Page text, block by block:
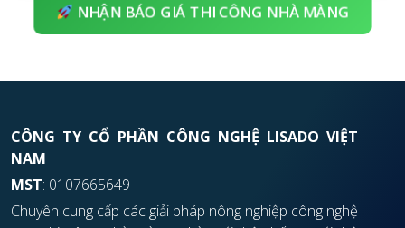
NHẬN BÁO GIÁ THI CÔNG NHÀ MÀNG
CÔNG TY CỔ PHẦN CÔNG NGHỆ LISADO VIỆT
NAM
MST: 0107665649
Chuyên cung cấp các giải pháp nông nghiệp công nghệ